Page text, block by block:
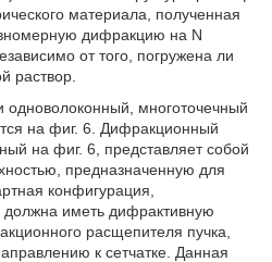
материала, полученная
дифракцию на N
от того, погружена ли
раствор.
одноволоконный, многоточечный
на фиг. 6. Дифракционный
на фиг. 6, представляет собой
предназначенную для
конфигурация,
иметь дифрактивную
расщепителя пучка,
к сетчатке. Данная